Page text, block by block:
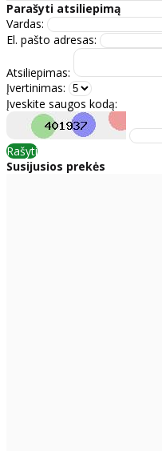
Parašyti atsiliepimą
Vardas:
El. pašto adresas:
Atsiliepimas:
Įvertinimas:
Įveskite saugos kodą:
Rašyti
Susijusios prekės